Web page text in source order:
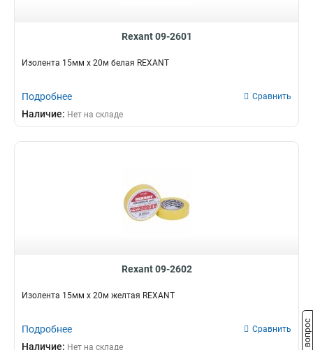
Rexant 09-2601
Изолента 15мм х 20м белая REXANT
Подробнее Сравнить
Наличие: Нет на складе
Rexant 09-2602
Изолента 15мм х 20м желтая REXANT
Подробнее Сравнить
Наличие: Нет на складе